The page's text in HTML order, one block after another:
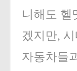
니해도 헬
겠지만,
자동차들